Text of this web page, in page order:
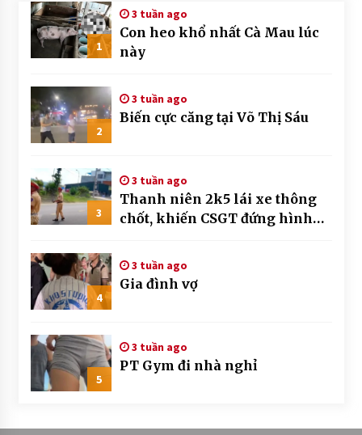
1
3 tuần ago
Con heo khổ nhất Cà Mau lúc
này
2
3 tuần ago
Biến cực căng tại Võ Thị Sáu
3
3 tuần ago
Thanh niên 2k5 lái xe thông
chốt, khiến CSGT đứng hình
4
3 tuần ago
Gia đình vợ
5
3 tuần ago
PT Gym đi nhà nghỉ